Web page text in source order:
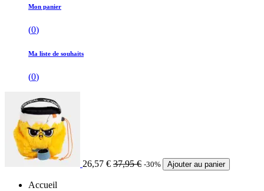
Mon panier
(0)
Ma liste de souhaits
(0)
26,57 € 37,95€ -30% Ajouter au panier
Accueil